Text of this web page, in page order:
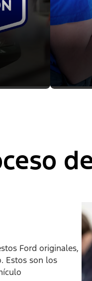
Ford originales,
Estos son los